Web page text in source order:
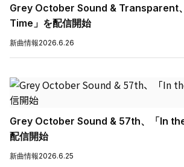
Grey October Sound & Transparent
Time」を配信開始
新曲情報2026.6.26
Grey October Sound & 57th、「In
配信開始
新曲情報2026.6.25